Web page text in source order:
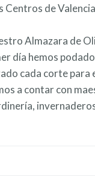
Centros de
Almazara de
día hemos
cada corte para
a contar con